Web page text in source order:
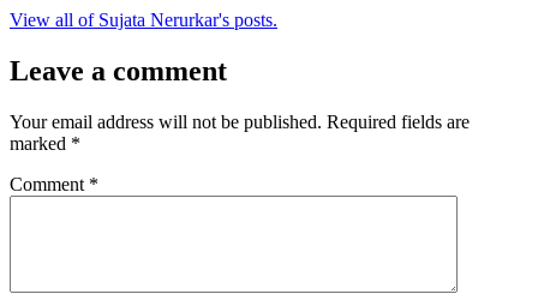
View all of Sujata Nerurkar's posts.
Leave a comment
Your email address will not be published. Required fields are
marked *
Comment *